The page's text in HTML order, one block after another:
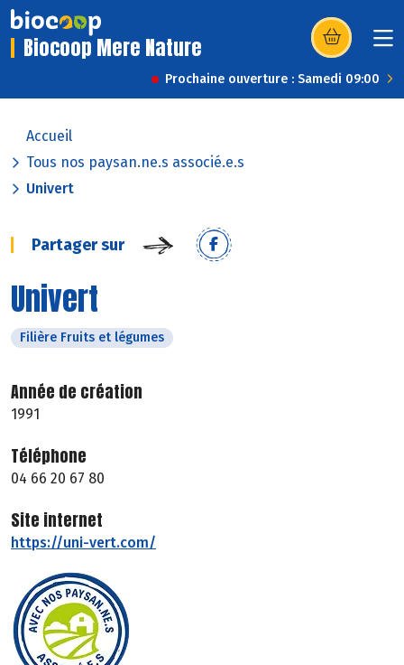
Biocoop Mere Nature (s’ouvre dans
Prochaine ouverture : Samedi 09:00
Accueil
Tous nos paysan.ne.s associé.e.s
Univert
Partager sur
Univert
Filière Fruits et légumes
Année de création
1991
Téléphone
04 66 20 67 80
Site internet
https://uni-vert.com/